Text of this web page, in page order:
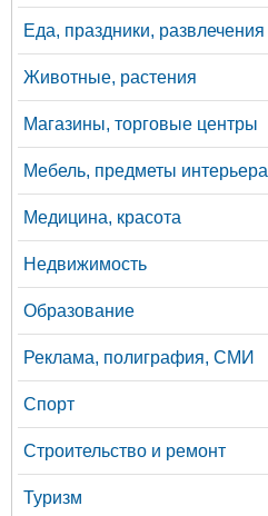
Еда, праздники, развлечения
Животные, растения
Магазины, торговые центры
Мебель, предметы интерьера
Медицина, красота
Недвижимость
Образование
Реклама, полиграфия, СМИ
Спорт
Строительство и ремонт
Туризм